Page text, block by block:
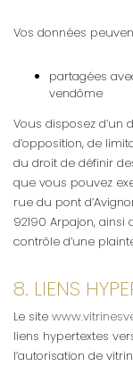
Vos données
partagées
vendôme
Vous disposez d’un
d’opposition, de
du droit de définir
que vous pouvez
rue du pont
92190 Arpajon,
contrôle d’une
8. LIENS
Le site
liens hypertextes
l’autorisation de